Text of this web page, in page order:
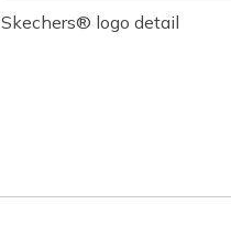
Skechers® logo detail